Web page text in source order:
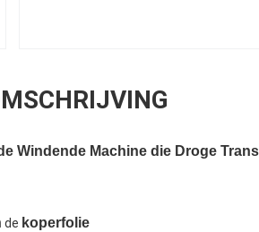
Windende Machine die Droge
de koperfolie